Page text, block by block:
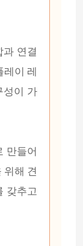
과 연결
레이 레
성이 가
만들어
위해 견
갖추고